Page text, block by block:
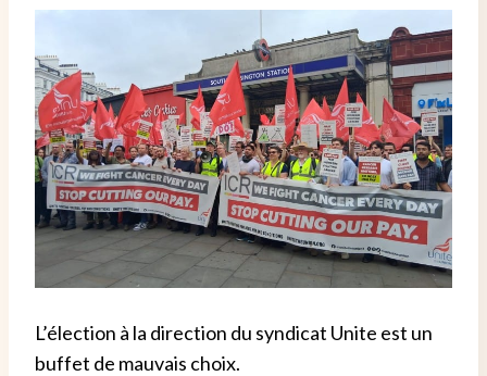
L’élection à la direction du syndicat Unite est un
buffet de mauvais choix.